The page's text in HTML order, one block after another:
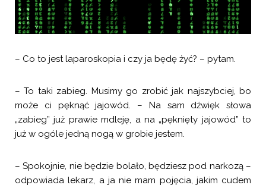
– Co to jest laparoskopia i czy ja będę żyć? – pytam.
– To taki zabieg. Musimy go zrobić jak najszybciej, bo
może ci pęknąć jajowód. – Na sam dźwięk słowa
„zabieg” już prawie mdleję, a na „pęknięty jajowód” to
już w ogóle jedną nogą w grobie jestem.
– Spokojnie, nie będzie bolało, będziesz pod narkozą –
odpowiada lekarz, a ja nie mam pojęcia, jakim cudem